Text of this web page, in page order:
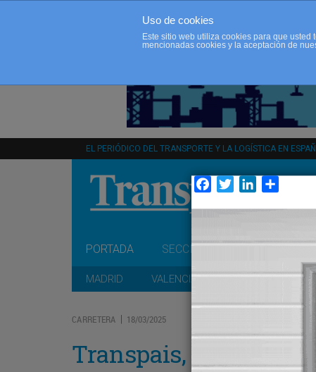
EL PERIÓDICO DEL TRANSPORTE Y LA LOGÍSTICA EN
PORTADA SECCIONES
MADRID VALENCIA CATALUÑA
CARRETERA 18/03/2025
Transpais, orientado
Uso de cookies
Este sitio web utiliza cookies para que
mencionadas cookies y la aceptación de
Facebook
TwitterLinkedIn